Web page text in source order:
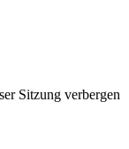
Sitzung verbergen